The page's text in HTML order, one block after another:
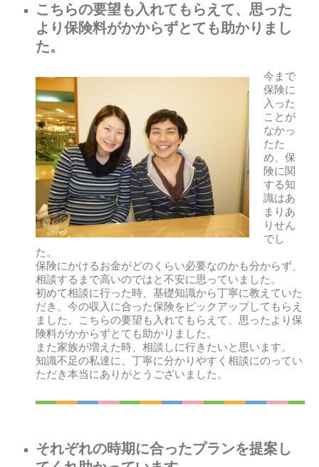
こちらの要望も入れてもらえて、思った
より保険料がかからずとても助かりまし
た。
今まで
保険に
入った
ことが
なかっ
たた
め、保
険に関
する知
識はあ
まりあ
りせん
でし
た。
保険にかけるお金がどのくらい必要なのかも分からず、
相談するまで高いのではと不安に思っていました。
初めて相談に行った時、基礎知識から丁寧に教えていた
だき、今の収入に合った保険をピックアップしてもらえ
ました。こちらの要望も入れてもらえて、思ったより保
険料がかからずとても助かりました。
また家族が増えた時、相談しに行きたいと思います。
知識不足の私達に、丁寧に分かりやすく相談にのってい
ただき本当にありがとうございました。
それぞれの時期に合ったプランを提案し